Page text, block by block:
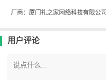
厂商：厦门礼之家网络科技有限公司
用户评论